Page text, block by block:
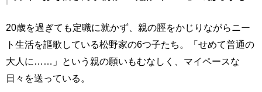
20歳を過ぎても定職に就かず、親の脛をかじりながらニー
ト生活を謳歌している松野家の6つ子たち。「せめて普通の
大人に……」という親の願いもむなしく、マイペースな
日々を送っている。